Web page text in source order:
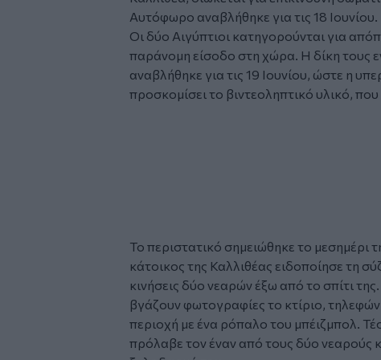
Αυτόφωρο αναβλήθηκε για τις 18 Ιουνίου.
Οι δύο Αιγύπτιοι κατηγορούνται για
παράνομη είσοδο στη χώρα. Η δίκη τους
αναβλήθηκε για τις 19 Ιουνίου, ώστε η
προσκομίσει το βιντεοληπτικό υλικό, που
Το περιστατικό σημειώθηκε το
κάτοικος της Καλλιθέας ειδοποίησε τη
κινήσεις δύο νεαρών έξω από το σπίτι
βγάζουν φωτογραφίες το κτίριο,
περιοχή με ένα ρόπαλο του μπέιζμπολ.
πρόλαβε τον έναν από τους δύο νεαρούς